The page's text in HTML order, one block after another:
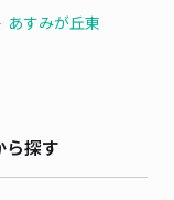
あすみが丘東
ら探す